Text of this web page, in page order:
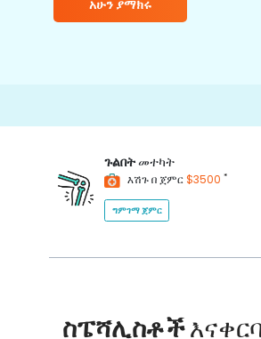
አሁን ያማክሩ
ጉልበትመተካት
እሽጉ በ ጀምር$3500 *
ግምገማ ጀምር
ስፔሻሊስቶች